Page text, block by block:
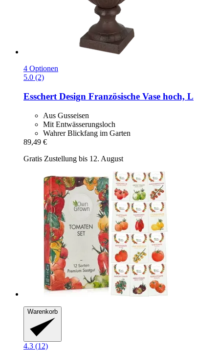
4 Optionen
5.0 (2)
Esschert Design Französische Vase hoch, L
Aus Gusseisen
Mit Entwässerungsloch
Wahrer Blickfang im Garten
89,49 €
Gratis Zustellung bis 12. August
Warenkorb
4.3 (12)